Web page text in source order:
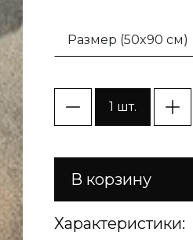
Размер (50x90 см)
1 шт.
В корзину
Характеристики: